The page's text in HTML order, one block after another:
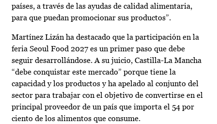
países, a través de las ayudas de calidad alimentaria,
para que puedan promocionar sus productos”.
Martínez Lizán ha destacado que la participación en la
feria Seoul Food 2027 es un primer paso que debe
seguir desarrollándose. A su juicio, Castilla-La Mancha
“debe conquistar este mercado” porque tiene la
capacidad y los productos y ha apelado al conjunto del
sector para trabajar con el objetivo de convertirse en el
principal proveedor de un país que importa el 54 por
ciento de los alimentos que consume.